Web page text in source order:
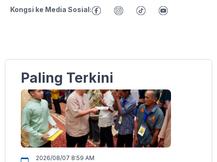
Kongsi ke Media Sosial:
Paling Terkini
2026/08/07 8:59 AM